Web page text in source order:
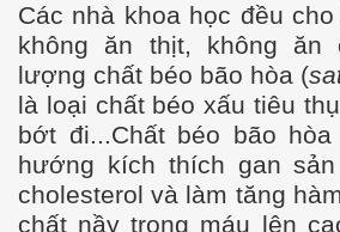
Các nhà khoa học đều
không ăn thịt, không ăn
lượng chất béo bão hòa (
là loại chất béo xấu tiêu
bớt đi...Chất béo bão
hướng kích thích gan
cholesterol và làm tăng
chất nầy trong máu lên